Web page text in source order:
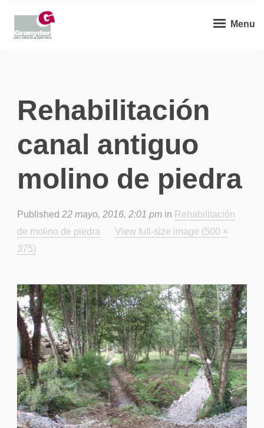
Menu
Rehabilitación
canal antiguo
molino de piedra
Published22 mayo, 2016, 2:01 pm in Rehabilitación
de molino de piedra
·
View full-size image (500 ×
375)